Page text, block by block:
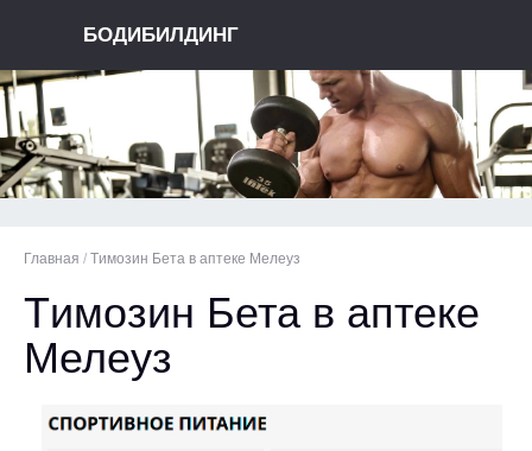
БОДИБИЛДИНГ
Главная / Tимозин Бета в аптеке Мелеуз
Tимозин Бета в аптеке
Мелеуз